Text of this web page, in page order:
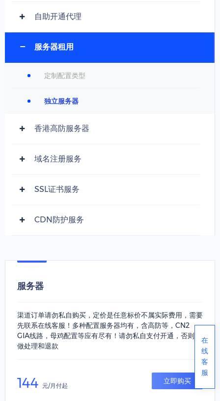
自助开通代理
服务器租用
定制配置类型
独立服务器
香港高防服务器
域名注册服务
SSL证书服务
CDN防护服务
服务器
渠道订单请勿私自购买，定价是任意标价不属实际费用，需要
先联系在线客服！多种配置服务器均有，含高防等，CN2
GIA线路，母鸡配置等应有尽有！请勿私自支付开通，否则不
做处理和退款
144 元/月付起
立即购买
在
线
客
服